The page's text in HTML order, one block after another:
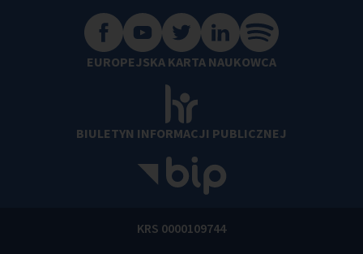
EUROPEJSKA KARTA NAUKOWCA
BIULETYN INFORMACJI PUBLICZNEJ
KRS 0000109744